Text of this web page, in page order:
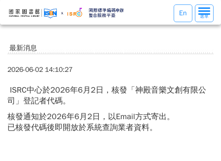
選
單
選單
En
最新消息
2026-06-02 14:10:27
ISRC中心於2026年6月2日，核發「神殿音樂文創有限公
司」登記者代碼。
核發通知於2026年6月2日，以Email方式寄出。
已核發代碼後即開放於系統查詢業者資料。